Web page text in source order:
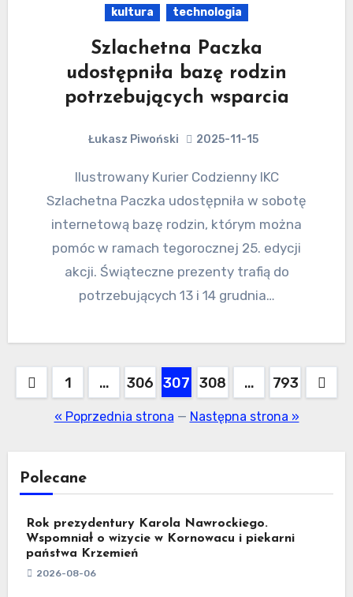
kultura technologia
Szlachetna Paczka
udostępniła bazę rodzin
potrzebujących wsparcia
Łukasz Piwoński 2025-11-15
Ilustrowany Kurier Codzienny IKC
Szlachetna Paczka udostępniła w sobotę
internetową bazę rodzin, którym można
pomóc w ramach tegorocznej 25. edycji
akcji. Świąteczne prezenty trafią do
potrzebujących 13 i 14 grudnia…
Stronicowanie
wpisów
1 … 306 307 308 … 793
« Poprzednia strona — Następna strona »
Polecane
Rok prezydentury Karola Nawrockiego.
Wspomniał o wizycie w Kornowacu i piekarni
państwa Krzemień
2026-08-06